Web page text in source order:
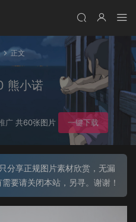
正文
熊小诺
广 共60张图片 一键下载
分享正规图片素材欣赏，无漏
要请关闭本站，另寻。谢谢！